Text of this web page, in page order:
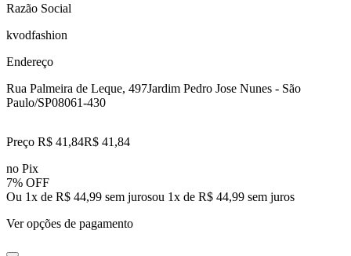
Razão Social
kvodfashion
Endereço
Rua Palmeira de Leque, 497Jardim Pedro Jose Nunes - São
Paulo/SP08061-430
Preço R$ 41,84R$ 41 ,84
no Pix
7% OFF
Ou 1x de R$ 44,99 sem jurosou 1x de R$ 44,99 sem juros
Ver opções de pagamento